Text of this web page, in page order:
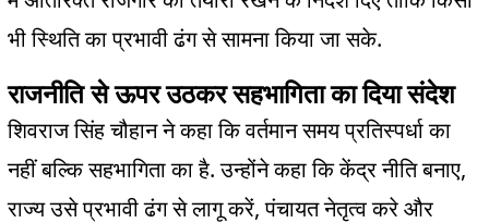
भी स्थिति का प्रभावी ढंग से सामना किया जा सके.
राजनीति से ऊपर उठकर सहभागिता का दिया संदेश
शिवराज सिंह चौहान ने कहा कि वर्तमान समय प्रतिस्पर्धा का
नहीं बल्कि सहभागिता का है.उन्होंने कहा कि केंद्र नीति बनाए,
राज्य उसे प्रभावी ढंग से लागू करें,पंचायत नेतृत्व करे और